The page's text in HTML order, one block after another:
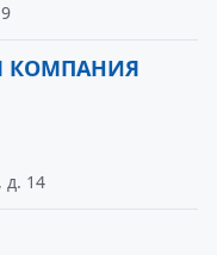
КОМПАНИЯ
д. 14